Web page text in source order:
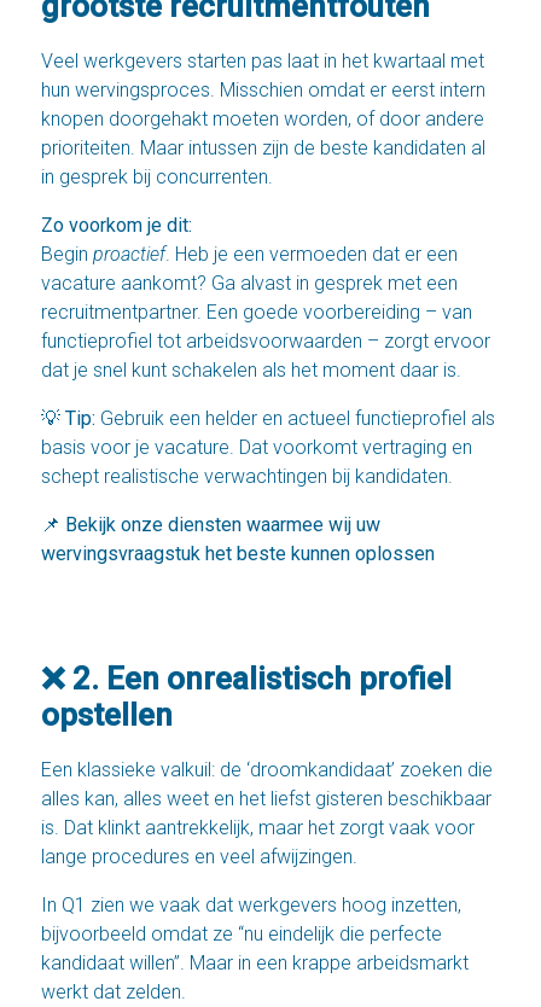
Veel werkgevers starten pas laat in het kwartaal met
hun wervingsproces. Misschien omdat er eerst intern
knopen doorgehakt moeten worden, of door andere
prioriteiten. Maar intussen zijn de beste kandidaten al
in gesprek bij concurrenten.
Zo voorkom je dit:
Begin proactief. Heb je een vermoeden dat er een
vacature aankomt? Ga alvast in gesprek met een
recruitmentpartner. Een goede voorbereiding – van
functieprofiel tot arbeidsvoorwaarden – zorgt ervoor
dat je snel kunt schakelen als het moment daar is.
💡 Tip: Gebruik een helder en actueel functieprofiel als
basis voor je vacature. Dat voorkomt vertraging en
schept realistische verwachtingen bij kandidaten.
📌 Bekijk onze diensten waarmee wij uw
wervingsvraagstuk het beste kunnen oplossen
❌ 2. Een onrealistisch profiel
opstellen
Een klassieke valkuil: de ‘droomkandidaat’ zoeken die
alles kan, alles weet en het liefst gisteren beschikbaar
is. Dat klinkt aantrekkelijk, maar het zorgt vaak voor
lange procedures en veel afwijzingen.
In Q1 zien we vaak dat werkgevers hoog inzetten,
bijvoorbeeld omdat ze “nu eindelijk die perfecte
kandidaat willen”. Maar in een krappe arbeidsmarkt
werkt dat zelden.